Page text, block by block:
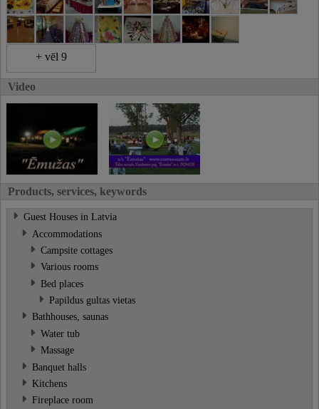
+ vēl 9
Video
Products, services, keywords
Guest Houses in Latvia
Accommodations
Campsite cottages
Various rooms
Bed places
Papildus gultas vietas
Bathhouses, saunas
Water tub
Massage
Banquet halls
Kitchens
Fireplace room